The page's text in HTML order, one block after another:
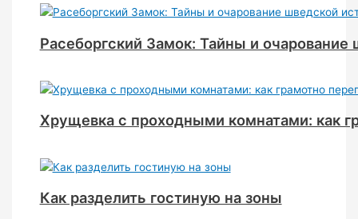
Расеборгский Замок: Тайны и очарование
Хрущевка с проходными комнатами: как
Как разделить гостиную на зоны